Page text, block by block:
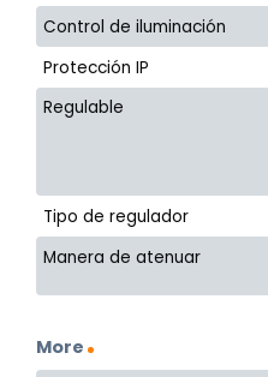
Control de iluminación
Protección IP
Regulable
Tipo de regulador
Manera de atenuar
More